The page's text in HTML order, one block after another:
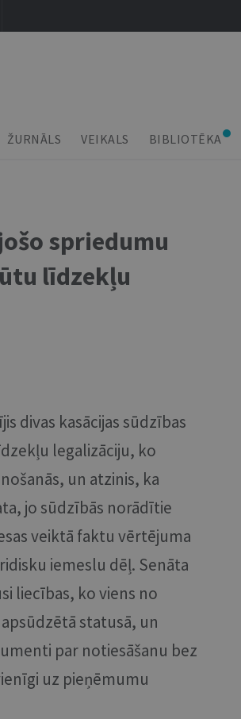
ŽURNĀLS VEIKALS BIBLIOTĒKA
spriedumu
līdzekļu
divas kasācijas sūdzības
legalizāciju, ko
un atzinis, ka
jo sūdzībās norādītie
veiktā faktu vērtējuma
iemeslu dēļ. Senāta
liecības, ko viens no
statusā, un
par notiesāšanu bez
uz pieņēmumu